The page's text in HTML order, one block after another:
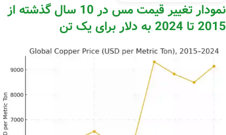
نمودار تغییر قیمت مس در 10 سال گذشته از
2015 تا 2024 به دلار برای یک تن